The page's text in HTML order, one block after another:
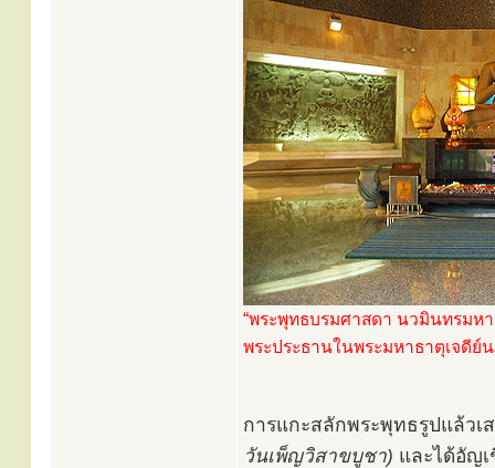
“พระพุทธบรมศาสดา นวมินทรมห
พระประธานในพระมหาธาตุเจดีย์
การแกะสลักพระพุทธรูปแล้ว
วันเพ็ญวิสาขบูชา) และได้อัญ